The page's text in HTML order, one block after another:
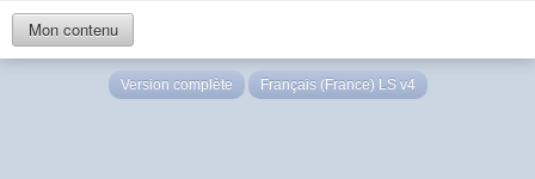
Mon contenu
Version complète Français (France) LS v4